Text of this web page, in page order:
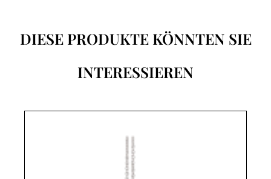
DIESE PRODUKTE KÖNNTEN SIE
INTERESSIEREN